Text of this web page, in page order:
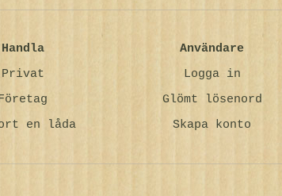
Handla
Privat
en låda
Användare
Logga in
Glömt lösenord
Skapa konto